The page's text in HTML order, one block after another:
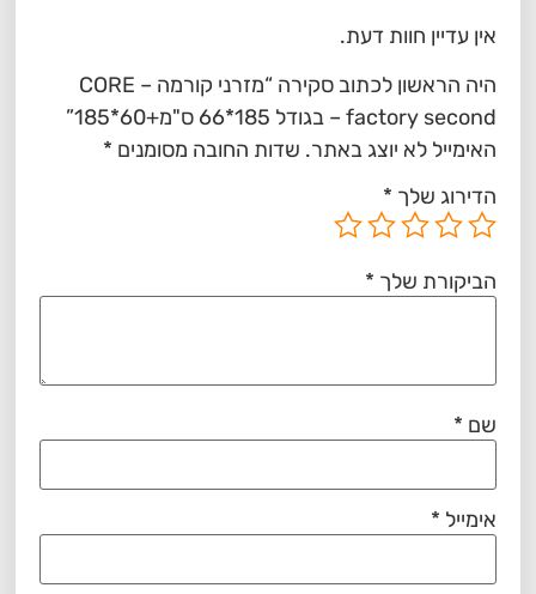
אין עדיין חוות דעת.
היה הראשון לכתוב סקירה “מזרני קורמה CORE –
factory second – בגודל 185*66 ס"מ+60*185”
האימייל לא יוצג באתר. שדות החובה מסומנים *
הדירוג שלך *
הביקורת שלך *
שם *
אימייל *